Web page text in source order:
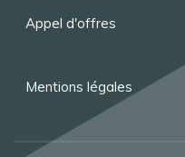
Appel d'offres
Mentions légales